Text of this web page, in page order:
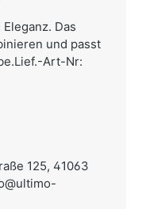
Das
und passt
Art-Nr:
125, 41063